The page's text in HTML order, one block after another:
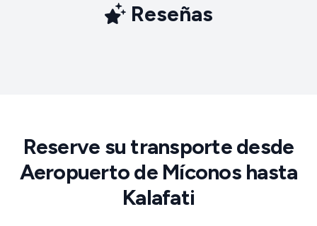
Reseñas
Reserve su transporte desde
Aeropuerto de Míconos hasta
Kalafati